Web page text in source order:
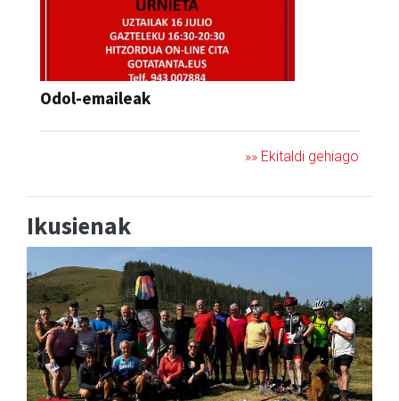
Odol-emaileak
»» Ekitaldi gehiago
Ikusienak